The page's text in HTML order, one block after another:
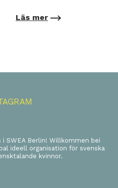
Läs mer
SWEA Berlin! Willkommen bei
ideell organisation för svenska
kvinnor.